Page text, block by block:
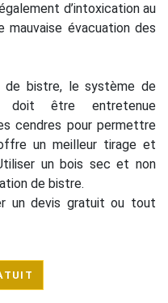
d’intoxication au
mauvaise évacuation des
de bistre, le système de
doit être entretenue
cendres pour permettre
un meilleur tirage et
un bois sec et non
de bistre.
un devis gratuit ou tout